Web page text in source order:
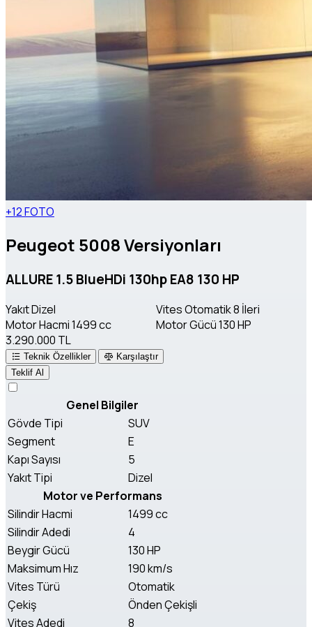
+12 FOTO
Peugeot 5008 Versiyonları
ALLURE 1.5 BlueHDi 130hp EA8 130 HP
YakıtDizel VitesOtomatik 8 İleri
Motor Hacmi1499 cc Motor Gücü130 HP
3.290.000 TL
Teknik Özellikler
Karşılaştır
Teklif Al
Genel Bilgiler
Gövde Tipi
SUV
Segment
E
Kapı Sayısı
5
Yakıt Tipi
Dizel
Motor ve Performans
Silindir Hacmi
1499 cc
Silindir Adedi
4
Beygir Gücü
130 HP
Maksimum Hız
190 km/s
Vites Türü
Otomatik
Çekiş
Önden Çekişli
Vites Adedi
8